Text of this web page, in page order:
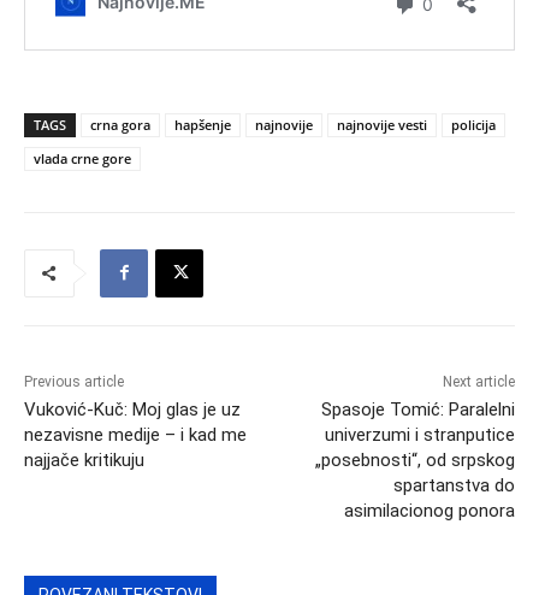
TAGS crna gora hapšenje najnovije najnovije vesti
policija
vlada crne gore
Previous article
Vuković-Kuč: Moj glas je uz
nezavisne medije – i kad me
najjače kritikuju
Next article
Spasoje Tomić: Paralelni
univerzumi i stranputice
„posebnosti“, od srpskog
spartanstva do
asimilacionog ponora